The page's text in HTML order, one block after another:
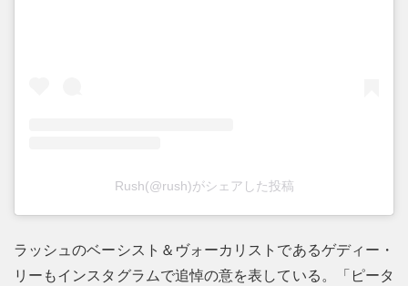
Rush(@rush)がシェアした投稿
ラッシュのベーシスト＆ヴォーカリストであるゲディー・
リーもインスタグラムで追悼の意を表している。「ピータ